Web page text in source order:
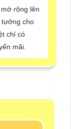
rộng lên
tưởng cho
chỉ có
mãi.